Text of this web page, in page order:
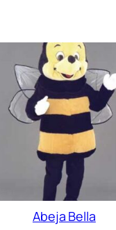
Abeja Bella